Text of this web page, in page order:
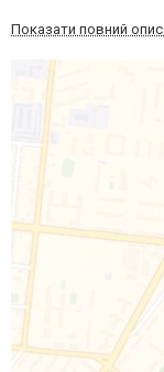
Показати повний опис